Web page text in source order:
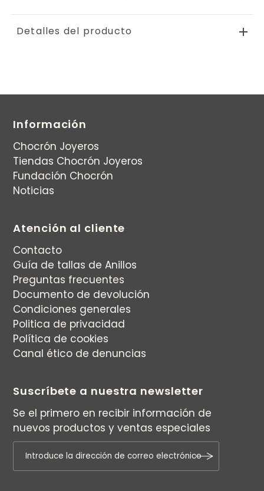
Detalles del producto
Información
Chocrón Joyeros
Tiendas Chocrón Joyeros
Fundación Chocrón
Noticias
Atención al cliente
Contacto
Guía de tallas de Anillos
Preguntas frecuentes
Documento de devolución
Condiciones generales
Politica de privacidad
Política de cookies
Canal ético de denuncias
Suscríbete a nuestra newsletter
Se el primero en recibir información de
nuevos productos y ventas especiales